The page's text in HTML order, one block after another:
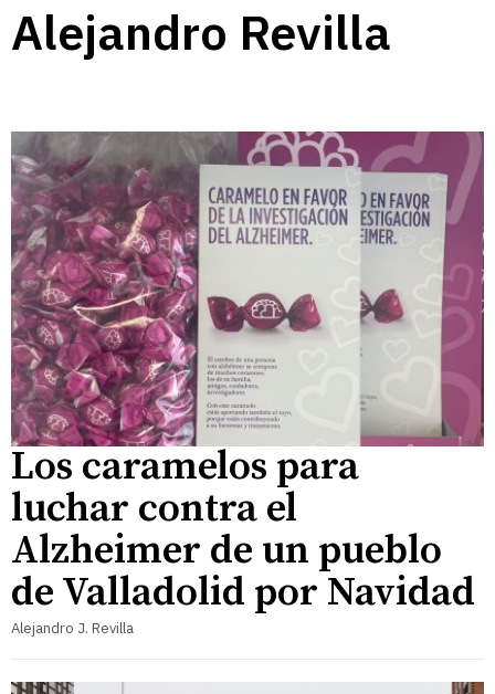
Alejandro Revilla
Los caramelos para
luchar contra el
Alzheimer de un pueblo
de Valladolid por Navidad
Alejandro J. Revilla